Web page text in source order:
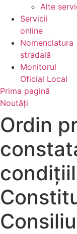
Alte
Servicii
online
Nomenclatura
stradală
Monitorul
Oficial Local
Prima pagină
Noutăți
Ordin